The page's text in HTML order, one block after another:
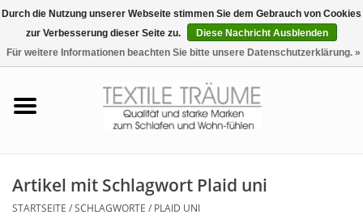
0 Artikel - €0,00
Tag & Nachtwäsche
Artikel mit Schlagwort Plaid uni
STARTSEITE /SCHLAGWORTE / PLAID UNI
Durch die Nutzung unserer Webseite stimmen Sie dem Gebrauch von Cookies
zur Verbesserung dieser Seite zu.
Diese Nachricht Ausblenden
Für weitere Informationen beachten Sie bitte unsere Datenschutzerklärung. »